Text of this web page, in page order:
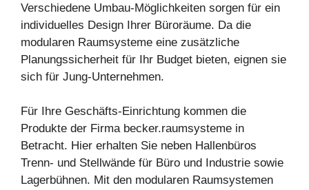
Verschiedene Umbau-Möglichkeiten sorgen für ein
individuelles Design Ihrer Büroräume. Da die
modularen Raumsysteme eine zusätzliche
Planungssicherheit für Ihr Budget bieten, eignen sie
sich für Jung-Unternehmen.
Für Ihre Geschäfts-Einrichtung kommen die
Produkte der Firma becker.raumsysteme in
Betracht. Hier erhalten Sie neben Hallenbüros
Trenn- und Stellwände für Büro und Industrie sowie
Lagerbühnen. Mit den modularen Raumsystemen